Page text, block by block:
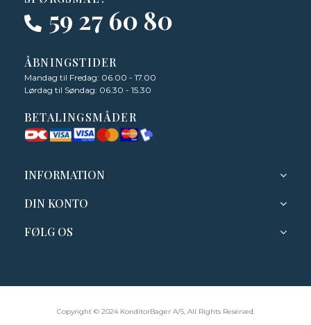
59 27 60 80
ÅBNINGSTIDER
Mandag til Fredag: 06.00 - 17.00
Lørdag til Søndag: 06.30 - 15.30
BETALINGSMÅDER
INFORMATION
DIN KONTO
FØLG OS
Copyright © 2024 KonditorBager A/S, All Rights Reserved.